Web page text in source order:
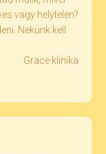
vagy helytelen?
Nekünk kell
Grace klinika